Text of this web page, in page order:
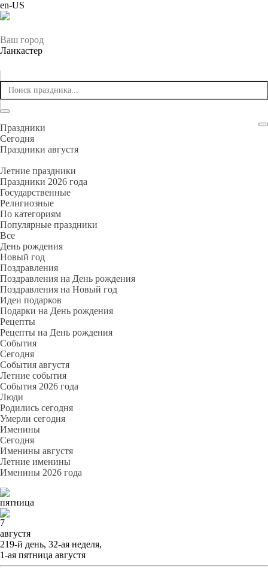
en-US
Ваш город
Ланкастер
Праздники
Cегодня
Праздники августя
Летние праздники
Праздники 2026 года
Государственные
Религиозные
По категориям
Популярные праздники
Все
День рождения
Новый год
Поздравления
Поздравления на День рождения
Поздравления на Новый год
Идеи подарков
Подарки на День рождения
Рецепты
Рецепты на День рождения
События
Cегодня
События августя
Летние события
События 2026 года
Люди
Родились сегодня
Умерли сегодня
Именины
Cегодня
Именины августя
Летние именины
Именины 2026 года
пятница
7
августя
219-й день, 32-ая неделя,
1-ая пятница августя